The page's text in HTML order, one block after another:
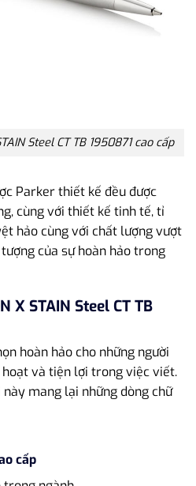
Steel CT TB 1950871 cao cấp
Parker thiết kế đều được
cùng với thiết kế tinh tế, tỉ
hảo cùng với chất lượng vượt
của sự hoàn hảo trong
X STAIN Steel CT TB
hoàn hảo cho những người
và tiện lợi trong việc viết.
mang lại những dòng chữ
cấp